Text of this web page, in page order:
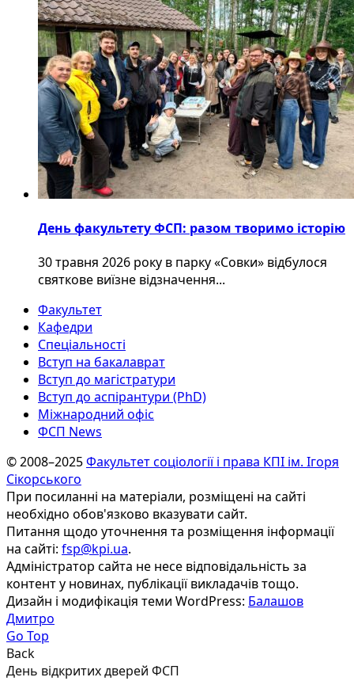
День факультету ФСП: разом творимо історію
30 травня 2026 року в парку «Совки» відбулося
святкове виїзне відзначення...
Факультет
Кафедри
Спеціальності
Вступ на бакалаврат
Вступ до магістратури
Вступ до аспірантури (PhD)
Міжнародний офіс
ФСП News
© 2008–2025Факультет соціології і права КПІ ім. Ігоря
Сікорського
При посиланні на матеріали, розміщені на сайті
необхідно обов'язково вказувати сайт.
Питання щодо уточнення та розміщення інформації
на сайті: fsp@kpi.ua.
Адміністратор сайта не несе відповідальність за
контент у новинах, публікації викладачів тощо.
Дизайн і модифікація теми WordPress: Балашов
Дмитро
Go Top
Back
День відкритих дверей ФСП